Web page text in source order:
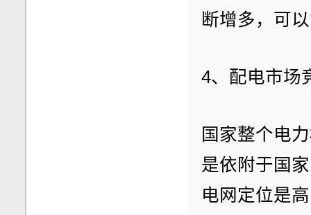
断增多，可
4、配电市场
国家整个电
是依附于国
电网定位是